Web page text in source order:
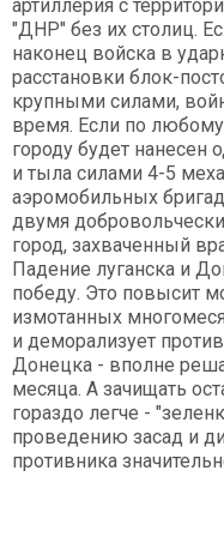
артиллерия с
"ДНР" без их столиц.
наконец войска в
расстановки блок-
крупными силами,
время. Если по
городу будет
и тыла силами 4-5
аэромобильных
двумя
город, захваченный
Падение луганска и
победу. Это повысит
измотанных
и деморализует
Донецка - вполне
месяца. А зачищать
гораздо легче -
проведению засад и
противника